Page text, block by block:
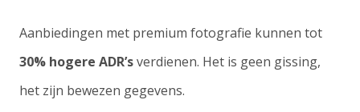
Aanbiedingen met premium fotografie kunnen tot
30% hogere ADR’sverdienen. Het is geen gissing,
het zijn bewezen gegevens.